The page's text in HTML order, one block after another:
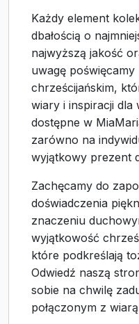
Każdy element
dbałością o
najwyższą jakość
uwagę
chrześcijańskim,
wiary i inspiracji dla
dostępne w
zarówno na
wyjątkowy prezent
Zachęcamy do
doświadczenia
znaczeniu
wyjątkowość
które podkreślają
Odwiedź naszą
sobie na chwilę
połączonym z